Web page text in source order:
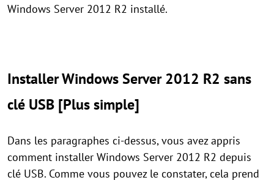
Windows Server 2012 R2 installé.
Installer Windows Server 2012 R2 sans
clé USB [Plus simple]
Dans les paragraphes ci-dessus, vous avez appris
comment installer Windows Server 2012 R2 depuis
clé USB. Comme vous pouvez le constater, cela prend